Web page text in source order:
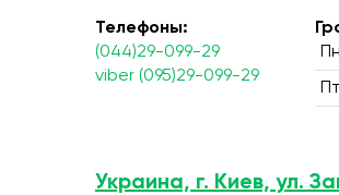
Телефоны:
(044)29-099-29
viber (095)29-099-29
Украина, г. Киев, ул.